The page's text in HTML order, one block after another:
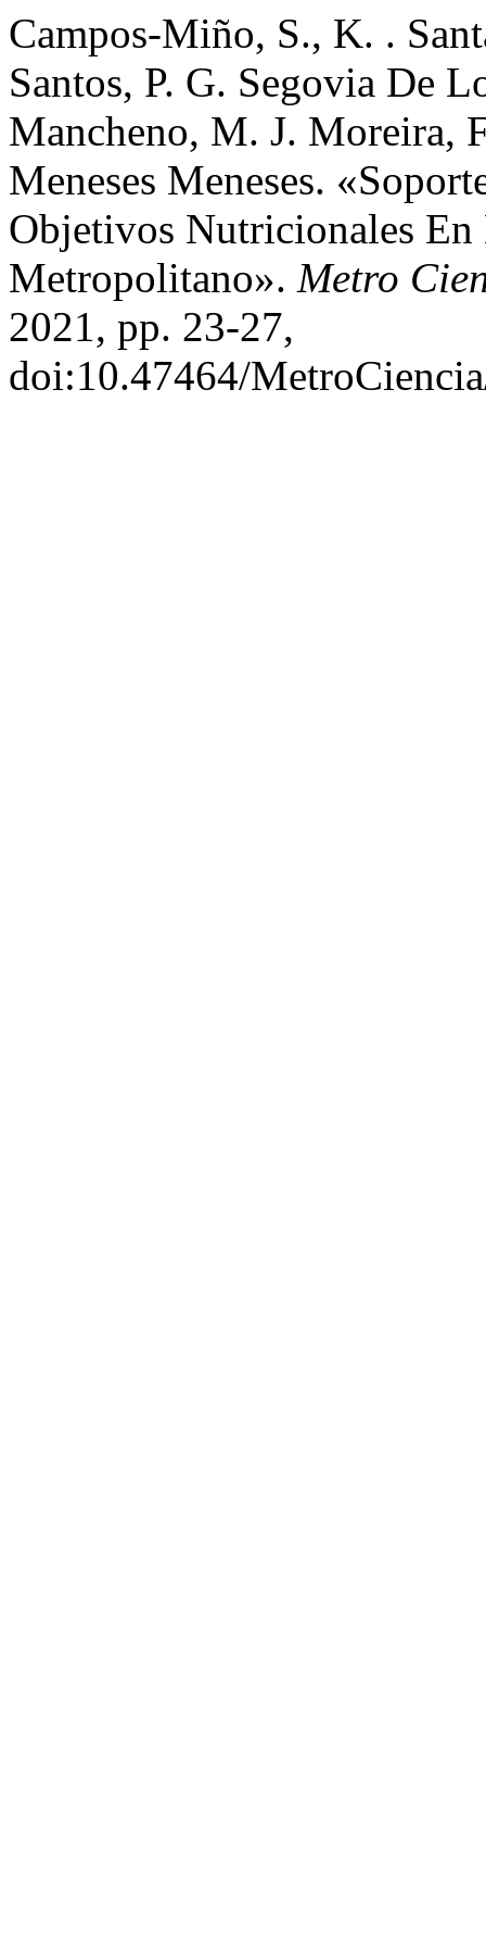
Campos-Miño, S., K. .
Santos, P. G. Segovia De
Mancheno, M. J. Moreira,
Meneses Meneses.
Objetivos Nutricionales
Metropolitano». Metro
2021, pp. 23-27,
doi:10.47464/